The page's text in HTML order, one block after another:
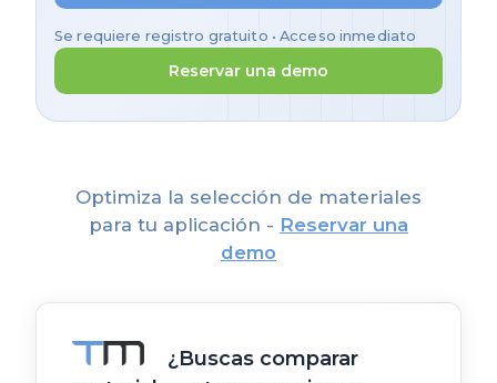
Se requiere registro gratuito • Acceso inmediato
Reservar una demo
Optimiza la selección de materiales
para tu aplicación - Reservar una
demo
¿Buscas comparar